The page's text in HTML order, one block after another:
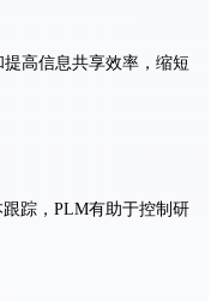
高信息共享效率，缩短
踪，PLM有助于控制研